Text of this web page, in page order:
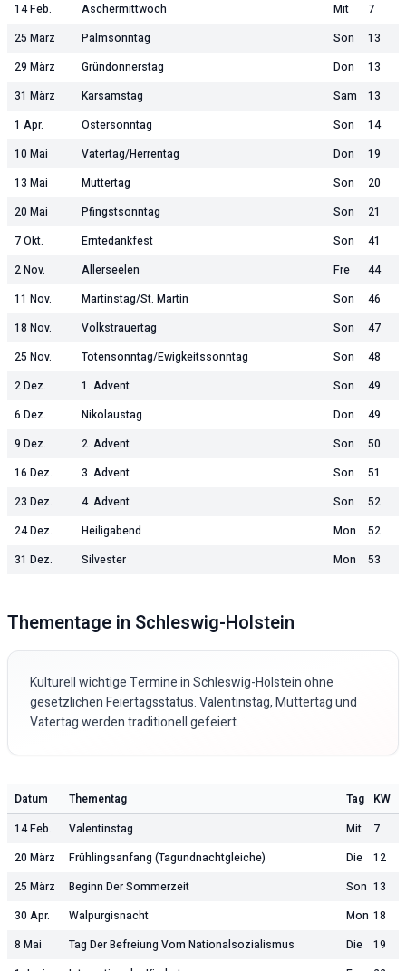
14 Feb.
Aschermittwoch Mit
7
25 März
Palmsonntag Son
13
29 März
Gründonnerstag Don
13
31 März
Karsamstag Sam
13
1 Apr.
Ostersonntag Son
14
10 Mai
Vatertag/Herrentag Don
19
13 Mai
Muttertag Son
20
20 Mai
Pfingstsonntag Son
21
7 Okt.
Erntedankfest Son
41
2 Nov.
Allerseelen Fre
44
11 Nov.
Martinstag/St. Martin Son
46
18 Nov.
Volkstrauertag Son
47
25 Nov.
Totensonntag/Ewigkeitssonntag Son
48
2 Dez.
1. Advent Son
49
6 Dez.
Nikolaustag Don
49
9 Dez.
2. Advent Son
50
16 Dez.
3. Advent Son
51
23 Dez.
4. Advent Son
52
24 Dez.
Heiligabend Mon
52
31 Dez.
Silvester Mon 53
Thementage in Schleswig-Holstein
Kulturell wichtige Termine inSchleswig-Holsteinohne
gesetzlichen Feiertagsstatus. Valentinstag, Muttertag und
Vatertag werden traditionell gefeiert.
Datum Thementag Tag
KW
14 Feb.
Valentinstag Mit
7
20 März
Frühlingsanfang (Tagundnachtgleiche) Die
12
25 März
Beginn Der Sommerzeit Son 13
30 Apr.
Walpurgisnacht Mon 18
8 Mai
Tag Der Befreiung Vom Nationalsozialismus Die
19